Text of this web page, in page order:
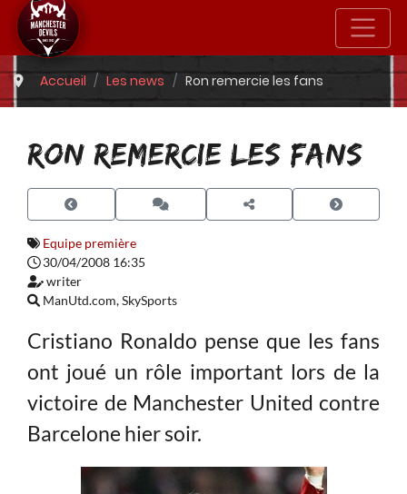
Accueil Les news Ron remercie les fans
RON REMERCIE LES FANS
Equipe première
30/04/2008 16:35
writer
ManUtd.com, SkySports
Cristiano Ronaldo pense que les fans
ont joué un rôle important lors de la
victoire de Manchester United contre
Barcelone hier soir.